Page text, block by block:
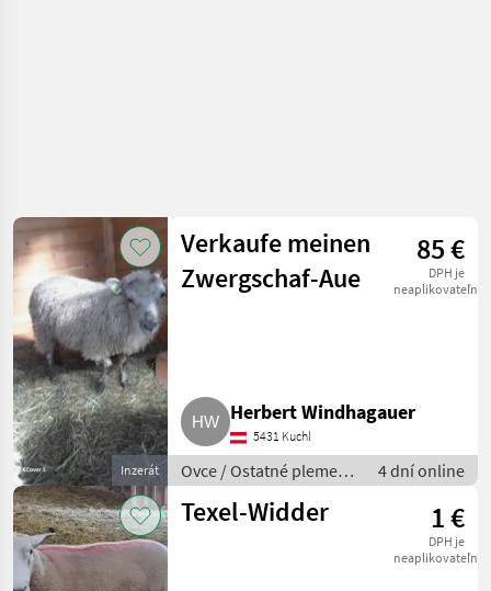
Inzerát
Verkaufe meinen
Zwergschaf-Aue
85 €
DPH je
neaplikovateľné
Herbert Windhagauer
5431 Kuchl
Ovce / Ostatné plemená
oviec
4 dní online
Texel-Widder 1 €
DPH je
neaplikovateľné